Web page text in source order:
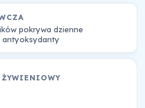
pokrywa dzienne
antyoksydanty